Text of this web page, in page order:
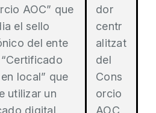
AOC” que
el sello
del ente
local” que
utilizar un
digital
dor
centr
alitzat
del
Cons
orcio
AOC